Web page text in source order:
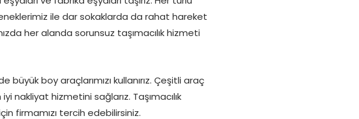
ile dar sokaklarda da rahat hareket
her alanda sorunsuz taşımacılık hizmeti
boy araçlarımızı kullanırız. Çeşitli araç
hizmetini sağlarız. Taşımacılık
firmamızı tercih edebilirsiniz.